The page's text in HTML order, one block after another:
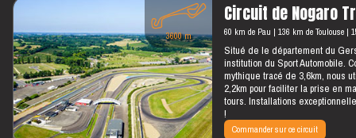
Circuit de Nogaro
3600 m 60 km de Pau 136 km de Toulouse
Situé de le département du
institution du Sport Automobile.
mythique tracé de 3,6km, nous
2,2km pour faciliter la prise en
tours. Installations
!
Commander sur ce circuit